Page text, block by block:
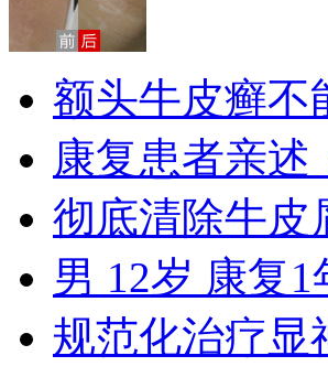
额头牛皮癣不
康复患者亲述
彻底清除牛皮
男 12岁 康复
规范化治疗显